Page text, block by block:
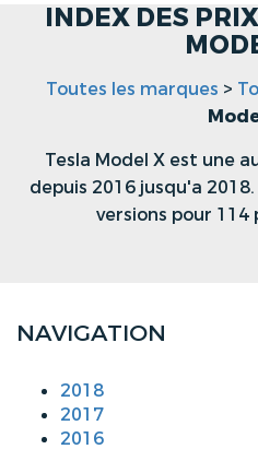
INDEX DES
Toutes les marques >
Tesla Model X est une
depuis 2016 jusqu'a
versions pour 114
NAVIGATION
2018
2017
2016